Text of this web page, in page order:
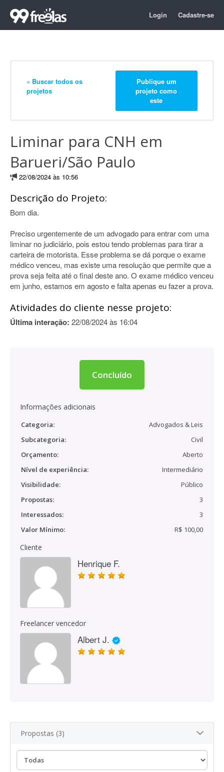
Login Cadastre-se
« Buscar todos os
projetos
Publique um
projeto como
este
Liminar para CNH em
Barueri/São Paulo
22/08/2024 às 10:56
Descrição do Projeto:
Bom dia.
Preciso urgentemente de um advogado para entrar com uma
liminar no judiciário, pois estou tendo problemas para tirar a
carteira de motorista. Esse problema se dá porque o exame
médico venceu, mas existe uma resolução que permite que a
prova seja feita até o final deste ano. O exame médico venceu
em junho, estamos em agosto e falta apenas eu fazer a prova.
Atividades do cliente nesse projeto:
Última interação: 22/08/2024 às 16:04
Concluído
Informações adicionais
Categoria:
Advogados & Leis
Subcategoria:
Civil
Orçamento:
Aberto
Nível de experiência:
Intermediário
Visibilidade:
Público
Propostas:
3
Interessados:
3
Valor Mínimo:
R$ 100,00
Cliente
Henrique F.
Freelancer vencedor
Albert J.
Propostas (3)